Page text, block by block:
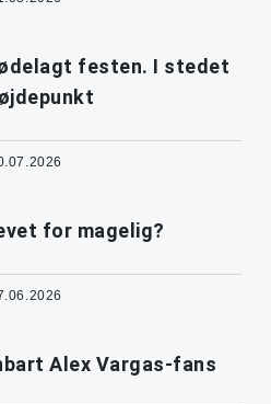
ødelagt festen. I stedet
for magelig?
Alex Vargas-fans